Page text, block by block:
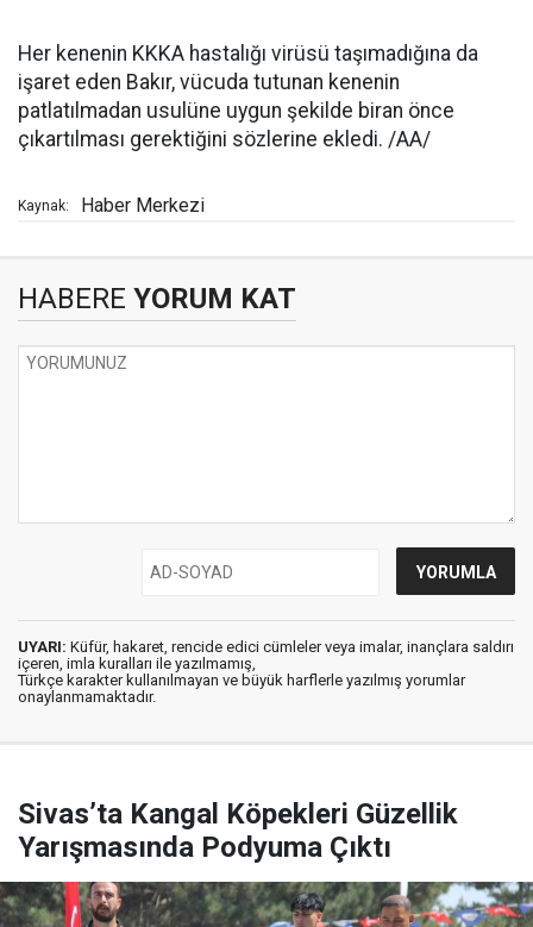
Her kenenin KKKA hastalığı virüsü taşımadığına da
işaret eden Bakır, vücuda tutunan kenenin
patlatılmadan usulüne uygun şekilde biran önce
çıkartılması gerektiğini sözlerine ekledi. /AA/
Kaynak: Haber Merkezi
HABERE YORUM KAT
UYARI: Küfür, hakaret, rencide edici cümleler veya imalar, inançlara saldırı
içeren, imla kuralları ile yazılmamış,
Türkçe karakter kullanılmayan ve büyük harflerle yazılmış yorumlar
onaylanmamaktadır.
Sivas’ta Kangal Köpekleri Güzellik
Yarışmasında Podyuma Çıktı